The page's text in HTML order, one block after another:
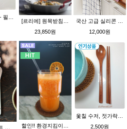
[르리에] 원목받침 스텐수저통_ 3단 (원목받침+수저통3P) 3구 수저통
23,850원
국산 고급 실리콘 싱크대 물막이 _ 그레이
12,000원
할인!! 환경지킴이~ 하우 내열 유리 빨대20cm - 친환경 유리 스트로우 (전용 빨대솔 옵션 구입) - 국산
2,500원